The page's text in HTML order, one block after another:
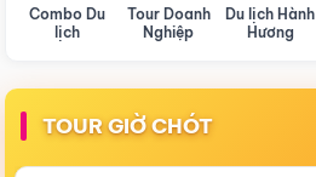
Combo Du
lịch
Tour Doanh
Nghiệp
Du lịch Hành
Hương
TOUR GIỜ CHÓT